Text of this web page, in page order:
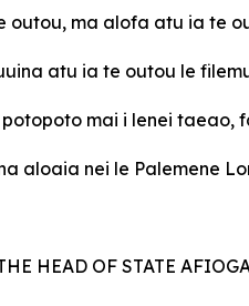
ma alofa atu ia te
atu ia te outou le
mai i lenei taeao,
nei le Palemene
HEAD OF STATE